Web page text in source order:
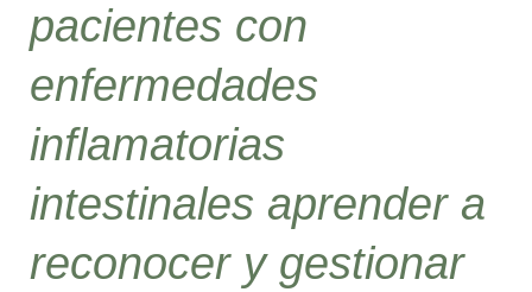
pacientes con
enfermedades
inflamatorias
intestinales aprender a
reconocer y gestionar